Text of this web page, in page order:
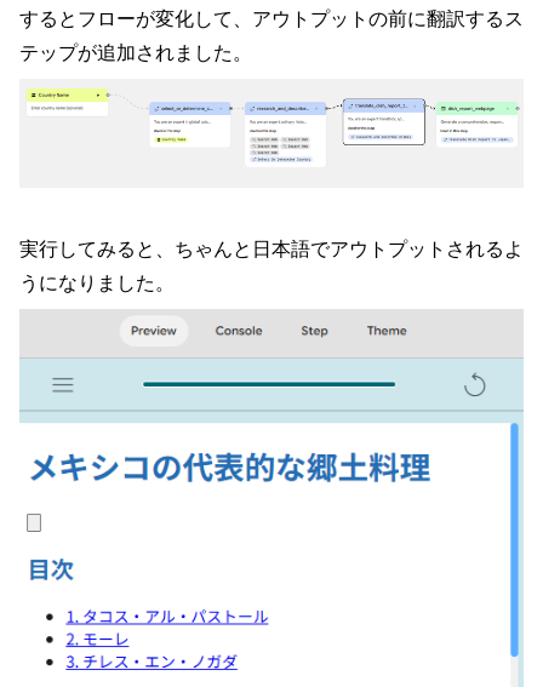
するとフローが変化して、アウトプットの前に翻訳するス
テップが追加されました。
実行してみると、ちゃんと日本語でアウトプットされるよ
うになりました。